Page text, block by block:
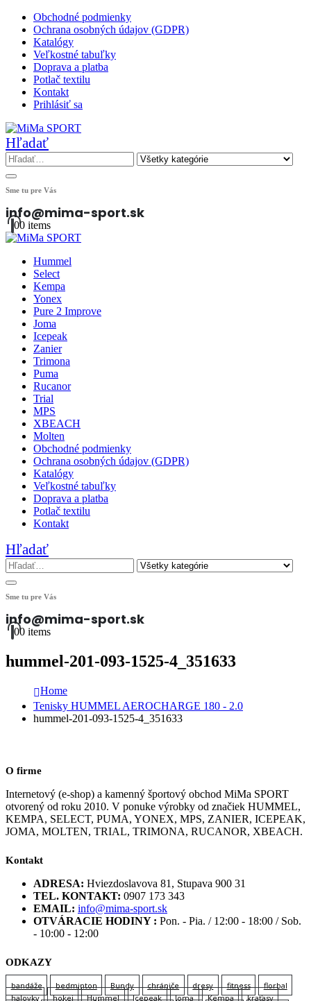
Obchodné podmienky
Ochrana osobných údajov (GDPR)
Katalógy
Veľkostné tabuľky
Doprava a platba
Potlač textilu
Kontakt
Prihlásiť sa
Hľadať
Sme tu pre Vás
info@mima-sport.sk
00 items
Hummel
Select
Kempa
Yonex
Pure 2 Improve
Joma
Icepeak
Zanier
Trimona
Puma
Rucanor
Trial
MPS
XBEACH
Molten
Obchodné podmienky
Ochrana osobných údajov (GDPR)
Katalógy
Veľkostné tabuľky
Doprava a platba
Potlač textilu
Kontakt
Hľadať
Sme tu pre Vás
info@mima-sport.sk
00 items
hummel-201-093-1525-4_351633
Home
Tenisky HUMMEL AEROCHARGE 180 - 2.0
hummel-201-093-1525-4_351633
O firme
Internetový (e-shop) a kamenný športový obchod MiMa SPORT
otvorený od roku 2010. V ponuke výrobky od značiek HUMMEL,
KEMPA, SELECT, PUMA, YONEX, MPS, ZANIER, ICEPEAK,
JOMA, MOLTEN, TRIAL, TRIMONA, RUCANOR, XBEACH.
Kontakt
ADRESA: Hviezdoslavova 81, Stupava 900 31
TEL. KONTAKT: 0907 173 343
EMAIL: info@mima-sport.sk
OTVÁRACIE HODINY : Pon. - Pia. / 12:00 - 18:00 / Sob.
- 10:00 - 12:00
ODKAZY
bandáže bedminton Bundy chrániče dresy fitness
florbal
halovky
hokej Hummel Icepeak Joma Kempa
kraťasy